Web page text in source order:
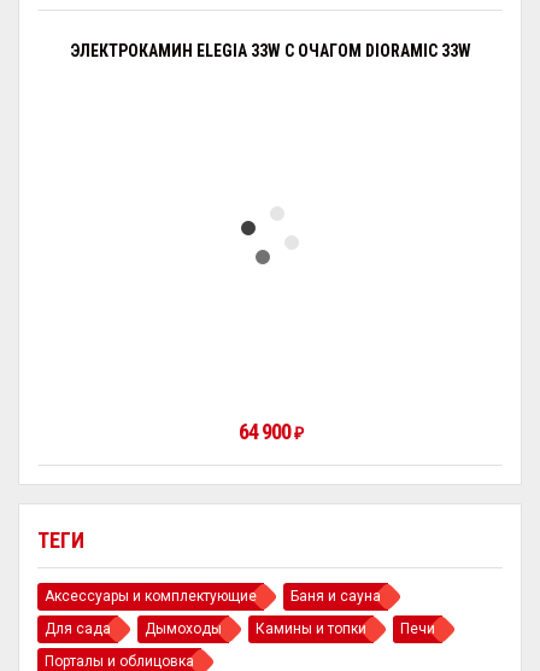
ТЕГИ
Аксессуары и комплектующие
Баня и сауна
Для сада
Дымоходы Камины и топки
Печи
Порталы и облицовка
ЭЛЕКТРОКАМИН ELEGIA 33W С ОЧАГОМ DIORAMIC 33W
64 900₽